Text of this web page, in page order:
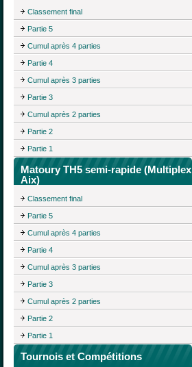
Classement final
Partie 5
Cumul après 4 parties
Partie 4
Cumul après 3 parties
Partie 3
Cumul après 2 parties
Partie 2
Partie 1
Matoury TH5 semi-rapide (Multiplex
Aix)
Classement final
Partie 5
Cumul après 4 parties
Partie 4
Cumul après 3 parties
Partie 3
Cumul après 2 parties
Partie 2
Partie 1
Tournois et Compétitions